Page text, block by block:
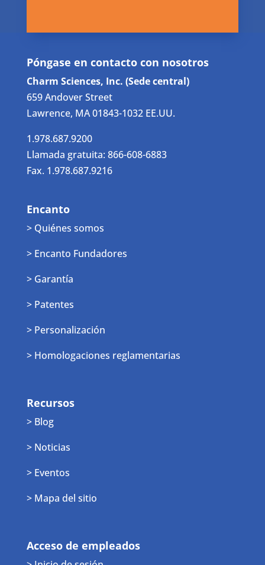
Póngase en contacto con nosotros
Charm Sciences, Inc. (Sede central)
659 Andover Street
Lawrence, MA 01843-1032 EE.UU.
1.978.687.9200
Llamada gratuita: 866-608-6883
Fax. 1.978.687.9216
Encanto
> Quiénes somos
> Encanto Fundadores
> Garantía
> Patentes
> Personalización
> Homologaciones reglamentarias
Recursos
> Blog
> Noticias
> Eventos
> Mapa del sitio
Acceso de empleados